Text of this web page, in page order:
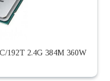
192T 2.4G 384M 360W